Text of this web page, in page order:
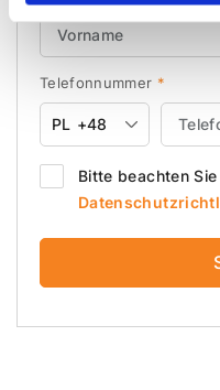
Telefonnummer *
PL +48
Bitte beachten